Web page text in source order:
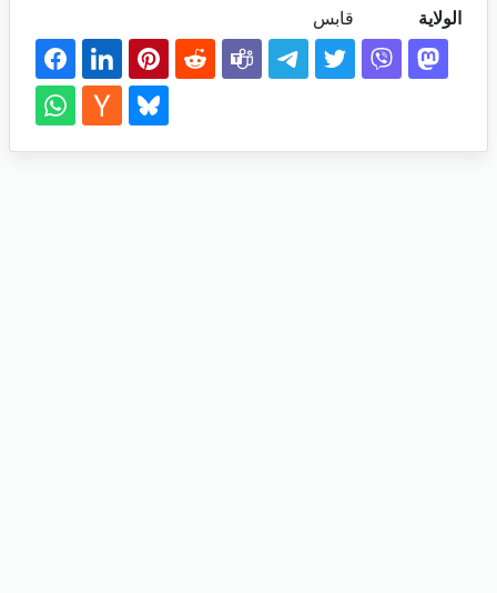
الولاية قابس